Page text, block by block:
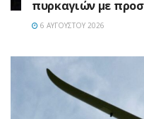
πυρκαγιών με
6 ΑΥΓΟΎΣΤΟΥ 2026